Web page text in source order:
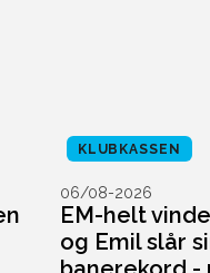
KLUBKASSEN
06/08-2026
EM-helt
og Emil slår